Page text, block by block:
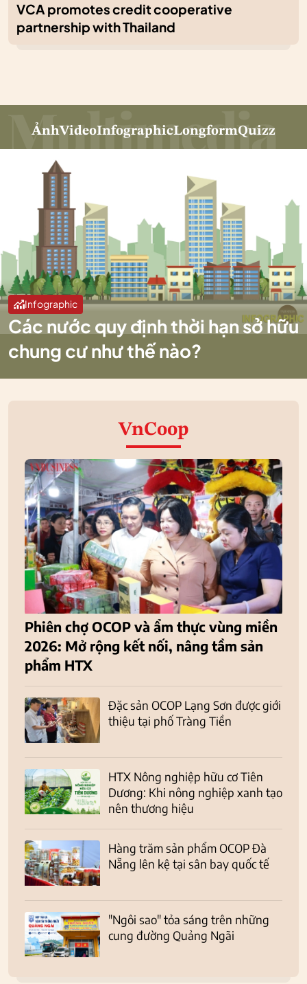
VCA promotes credit cooperative
partnership with Thailand
ẢnhVideoInfographicLongformQuizz
Infographic
Các nước quy định thời hạn sở hữu
chung cư như thế nào?
VnCoop
Phiên chợ OCOP và ẩm thực vùng miền
2026: Mở rộng kết nối, nâng tầm sản
phẩm HTX
Đặc sản OCOP Lạng Sơn được giới
thiệu tại phố Tràng Tiền
HTX Nông nghiệp hữu cơ Tiên
Dương: Khi nông nghiệp xanh tạo
nên thương hiệu
Hàng trăm sản phẩm OCOP Đà
Nẵng lên kệ tại sân bay quốc tế
"Ngôi sao" tỏa sáng trên những
cung đường Quảng Ngãi